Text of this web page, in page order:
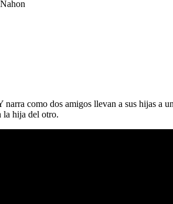
como dos amigos llevan a sus hijas a
la hija del otro.